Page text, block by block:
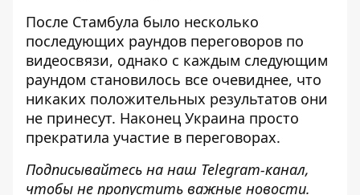
После Стамбула было несколько
последующих раундов переговоров по
видеосвязи, однако с каждым следующим
раундом становилось все очевиднее, что
никаких положительных результатов они
не принесут. Наконец Украина просто
прекратила участие в переговорах.
Подписывайтесь на наш Telegram-канал,
чтобы не пропустить важные новости.